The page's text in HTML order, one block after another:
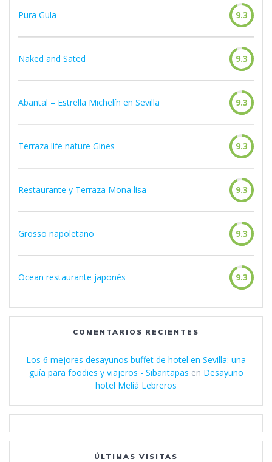
Pura Gula 9.3
Naked and Sated 9.3
Abantal – Estrella Michelín en Sevilla 9.3
Terraza life nature Gines 9.3
Restaurante y Terraza Mona lisa 9.3
Grosso napoletano 9.3
Ocean restaurante japonés 9.3
COMENTARIOS RECIENTES
Los 6 mejores desayunos buffet de hotel en Sevilla: una
guía para foodies y viajeros - Sibaritapas en Desayuno
hotel Meliá Lebreros
ÚLTIMAS VISITAS